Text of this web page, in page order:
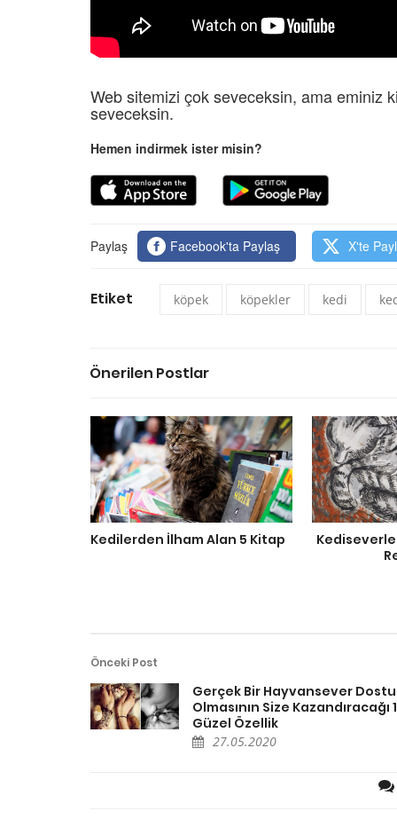
Web sitemizi çok seveceksin, ama eminiz
seveceksin.
Hemen indirmek ister misin?
Paylaş Facebook'ta Paylaş X'te
Etiket köpek köpekler kedi
Önerilen Postlar
Kedilerden İlham Alan 5 Kitap
Önceki Post
Gerçek Bir Hayvansever
Olmasının Size Kazandıracağı
Güzel Özellik
27.05.2020
Mamutlar Öldü,
Açarak" Terk Eden
Hangisidir?
09.01.2026
Masum Kuryeler:
Kaçakçılığında